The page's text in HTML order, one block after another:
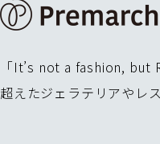
「It’s not a fashion, but
超えたジェラテリアやレ